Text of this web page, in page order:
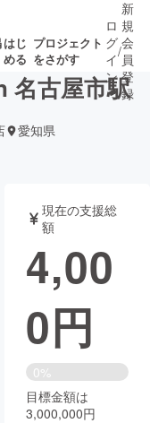
はじ
める
プロジェクト
をさがす
ゲーム・サ
チャレンジ
ロ
グ
イ
ン
/
新
規
会
員
登
録
名古屋市駅
愛知県
現在の支援総
額
4,00
0円
0%
目標金額は
3,000,000円